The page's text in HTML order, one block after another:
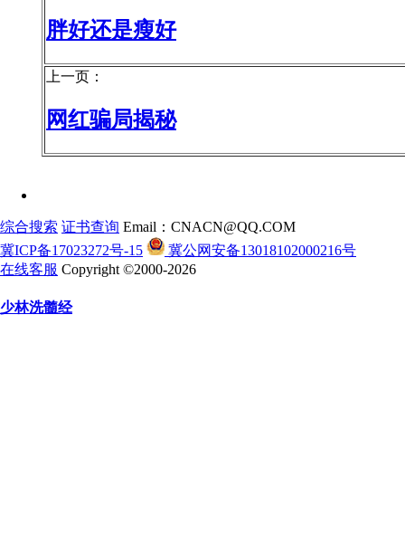
胖好还是瘦好
上一页：
网红骗局揭秘
综合搜索 证书查询 Email：CNACN@QQ.COM
冀ICP备17023272号-15
冀公网安备13018102000216号
在线客服 Copyright ©2000-2026
少林洗髓经